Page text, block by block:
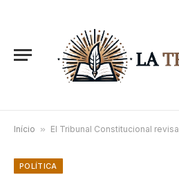
Início » El Tribunal Constitucional revisará la anulación del
POLÍTICA